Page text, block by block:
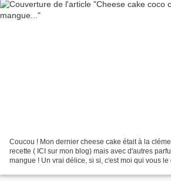
Coucou ! Mon dernier cheese cake était à la
recette ( ICI sur mon blog) mais avec d'autres
mangue ! Un vrai délice, si si, c'est moi qui vous le